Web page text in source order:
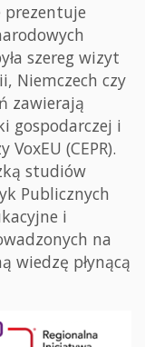
prezentuje
szereg wizyt
Niemczech czy
zawierają
gospodarczej i
(CEPR).
studiów
Publicznych
i
na
wiedzę płynącą